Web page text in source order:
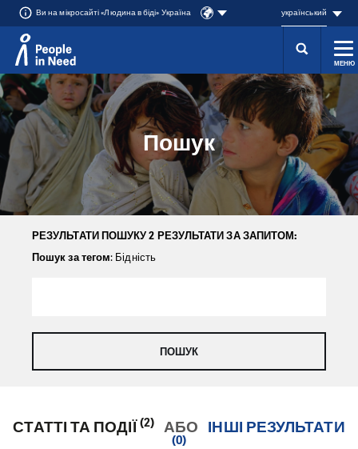
Přeskočit na obsah
Ви на мікросайті «Людина в біді» Україна український
МЕНЮ
Пошук
РЕЗУЛЬТАТИ ПОШУКУ 2 РЕЗУЛЬТАТИ ЗА ЗАПИТОМ:
Пошук за тегом: Бідність
СТАТТІ ТА ПОДІЇ (2) АБО ІНШІ РЕЗУЛЬТАТИ
(0)